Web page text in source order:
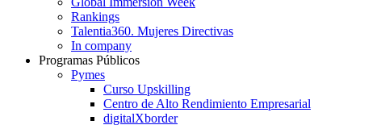
Rankings
Talentia360. Mujeres Directivas
In company
Programas Públicos
Pymes
Curso Upskilling
Centro de Alto Rendimiento Empresarial
digitalXborder